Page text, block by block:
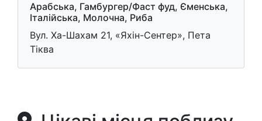
Арабська, Гамбургер/Фаст фуд, Єменська,
Італійська, Молочна, Риба
Вул. Ха-Шахам 21, «Яхін-Сентер», Пета
Тіква